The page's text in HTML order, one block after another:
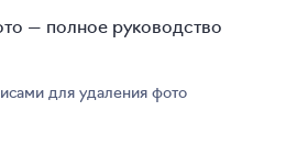
— полное руководство
для удаления фото